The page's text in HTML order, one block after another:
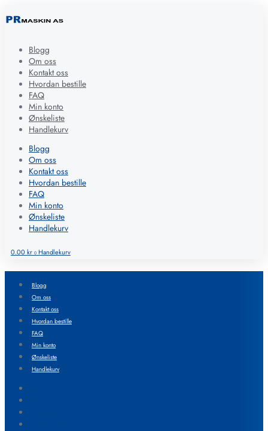
Blogg
Om oss
Kontakt oss
Hvordan bestille
FAQ
Min konto
Ønskeliste
Handlekurv
Blogg
Om oss
Kontakt oss
Hvordan bestille
FAQ
Min konto
Ønskeliste
Handlekurv
0.00kr 0 Handlekurv
Blogg
Om oss
Kontakt oss
Hvordan bestille
FAQ
Min konto
Ønskeliste
Handlekurv